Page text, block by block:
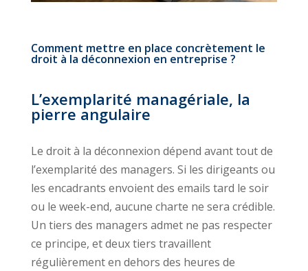
Comment mettre en place concrètement le
droit à la déconnexion en entreprise ?
L’exemplarité managériale, la
pierre angulaire
Le droit à la déconnexion dépend avant tout de
l’exemplarité des managers. Si les dirigeants ou
les encadrants envoient des emails tard le soir
ou le week-end, aucune charte ne sera crédible.
Un tiers des managers admet ne pas respecter
ce principe, et deux tiers travaillent
régulièrement en dehors des heures de